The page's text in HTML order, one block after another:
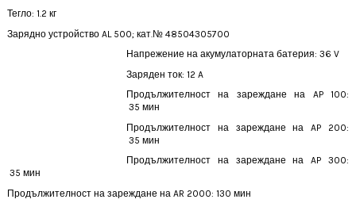
Тегло: 1.2 кг
Зарядно устройство AL 500; кат.№ 48504305700
Напрежение на акумулаторната батерия: 36 V
Заряден ток: 12 A
Продължителност на зареждане на AP 100:
35 мин
Продължителност на зареждане на AP 200:
35 мин
Продължителност на зареждане на AP 300:
35 мин
Продължителност на зареждане на AR 2000: 130 мин